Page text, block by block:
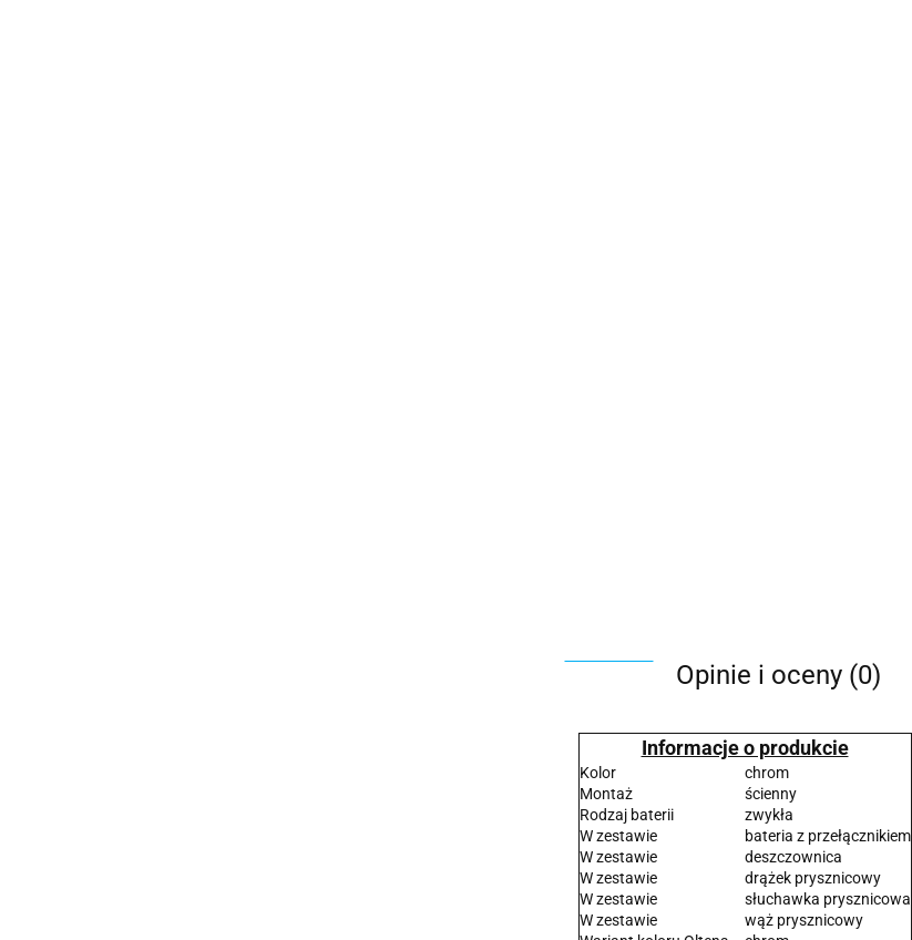
Opinie i oceny (0)
Informacje o produkcie
Kolor
chrom
Montaż
ścienny
Rodzaj baterii
zwykła
W zestawie
bateria z przełącznikiem
W zestawie
deszczownica
W zestawie
drążek prysznicowy
W zestawie
słuchawka prysznicowa
W zestawie
wąż prysznicowy